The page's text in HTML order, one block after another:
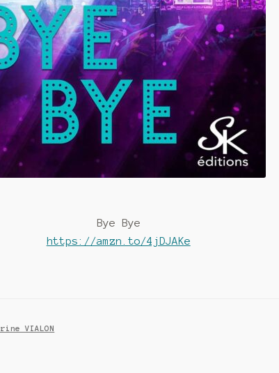
Bye Bye
https://amzn.to/4jDJAKe
VIALON